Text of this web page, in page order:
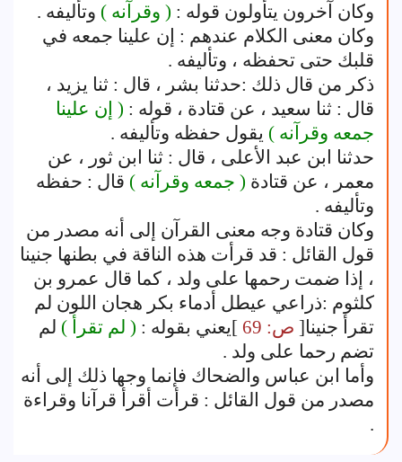
وكان آخرون يتأولون قوله : ( وقرآنه ) وتأليفه .
وكان معنى الكلام عندهم : إن علينا جمعه في
قلبك حتى تحفظه ، وتأليفه .
ذكر من قال ذلك :حدثنا بشر ، قال : ثنا يزيد ،
قال : ثنا سعيد ، عن قتادة ، قوله : ( إن علينا
جمعه وقرآنه ) يقول حفظه وتأليفه .
حدثنا ابن عبد الأعلى ، قال : ثنا ابن ثور ، عن
معمر ، عن قتادة ( جمعه وقرآنه ) قال : حفظه
وتأليفه .
وكان قتادة وجه معنى القرآن إلى أنه مصدر من
قول القائل : قد قرأت هذه الناقة في بطنها جنينا
، إذا ضمت رحمها على ولد ، كما قال عمرو بن
كلثوم :ذراعي عيطل أدماء بكر هجان اللون لم
تقرأ جنينا[ ص: 69 ]يعني بقوله : ( لم تقرأ ) لم
تضم رحما على ولد .
وأما ابن عباس والضحاك فإنما وجها ذلك إلى أنه
مصدر من قول القائل : قرأت أقرأ قرآنا وقراءة
.